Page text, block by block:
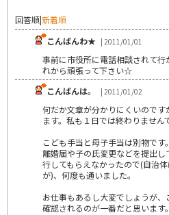
回答順|新着順
こんばんわ★ | 2011/01/01
事前に市役所に電話相談されて
れから頑張って下さい☆
こんばんは。
| 2011/01/02
何だか文章が分かりにくいので
ます。私も１日では終わりません
こども手当と母子手当は別物です。
離婚届や子の氏変更などを提出
行してもらえなかったので(自治
が)、何度も通いました。
お仕事もあるし大変でしょうが
確認されるのが一番だと思います